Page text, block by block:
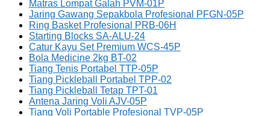
Matras Lompat Galah PVM-01P
Jaring Gawang Sepakbola Profesional PFGN-05P
Ring Basket Profesional PRB-06H
Starting Blocks SA-ALU-24
Catur Kayu Set Premium WCS-45P
Bola Medicine 2kg BT-02
Tiang Tenis Portabel TTP-05P
Tiang Pickleball Portabel TPP-02
Tiang Pickleball Tetap TPT-01
Antena Jaring Voli AJV-05P
Tiang Voli Portable Profesional TVP-05P